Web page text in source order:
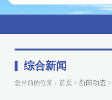
综合新闻
您当前的位置： 首页 > 新闻动态 >